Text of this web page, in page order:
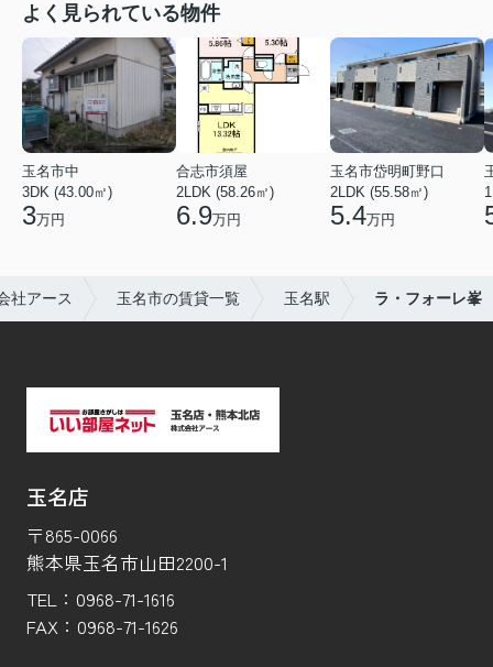
よく見られている物件
玉名市中
3DK (43.00㎡)
3万円
合志市須屋
2LDK (58.26㎡)
6.9万円
玉名市岱明町野口
2LDK (55.58㎡)
5.4万円
社アース 玉名市の賃貸一覧 玉名駅 ラ・フォーレ峯
玉名店
〒865-0066
熊本県玉名市山田2200-1
TEL： 0968-71-1616
FAX： 0968-71-1626